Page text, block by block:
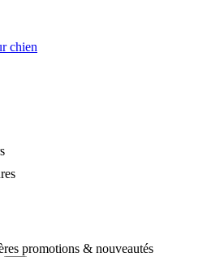
chien
promotions & nouveautés